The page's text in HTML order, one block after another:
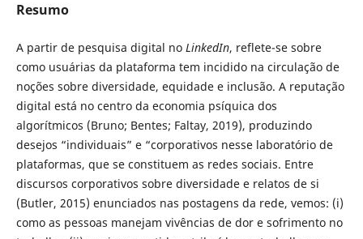
Resumo
A partir de pesquisa digital no LinkedIn, reflete-se sobre
como usuárias da plataforma tem incidido na circulação de
noções sobre diversidade, equidade e inclusão. A reputação
digital está no centro da economia psíquica dos
algorítmicos (Bruno; Bentes; Faltay, 2019), produzindo
desejos “individuais” e “corporativos nesse laboratório de
plataformas, que se constituem as redes sociais. Entre
discursos corporativos sobre diversidade e relatos de si
(Butler, 2015) enunciados nas postagens da rede, vemos: (i)
como as pessoas manejam vivências de dor e sofrimento no